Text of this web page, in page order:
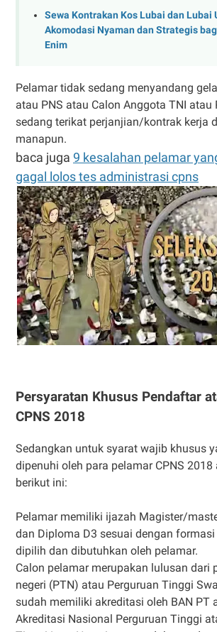
Sewa Kontrakan Kos Lubai dan Lubai
Akomodasi Nyaman dan Strategis
Enim
Pelamar tidak sedang menyandang
atau PNS atau Calon Anggota TNI atau
sedang terikat perjanjian/kontrak kerja
manapun.
baca juga 9 kesalahan pelamar
gagal lolos tes administrasi cpns
Persyaratan Khusus Pendaftar
CPNS 2018
Sedangkan untuk syarat wajib khusus
dipenuhi oleh para pelamar CPNS
berikut ini:
Pelamar memiliki ijazah Magister/
dan Diploma D3 sesuai dengan
dipilih dan dibutuhkan oleh pelamar.
Calon pelamar merupakan lulusan dari
negeri (PTN) atau Perguruan Tinggi
sudah memiliki akreditasi oleh BAN PT
Akreditasi Nasional Perguruan Tinggi